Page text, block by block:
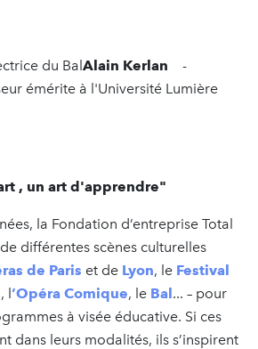
du BalAlain Kerlan
-
émérite à l'Université Lumière
, un art d'apprendre"
la Fondation d’entreprise Total
différentes scènes culturelles
de Paris et de Lyon, le Festival
, l’Opéra Comique, le Bal... – pour
à visée éducative. Si ces
dans leurs modalités, ils s’inspirent